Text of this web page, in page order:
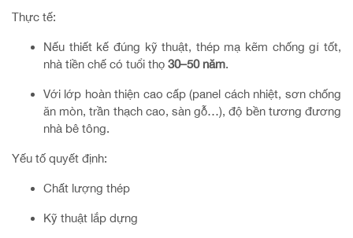
Thực tế:
Nếu thiết kế đúng kỹ thuật, thép mạ kẽm chống gỉ tốt,
nhà tiền chế có tuổi thọ 30–50 năm.
Với lớp hoàn thiện cao cấp (panel cách nhiệt, sơn chống
ăn mòn, trần thạch cao, sàn gỗ…), độ bền tương đương
nhà bê tông.
Yếu tố quyết định:
Chất lượng thép
Kỹ thuật lắp dựng